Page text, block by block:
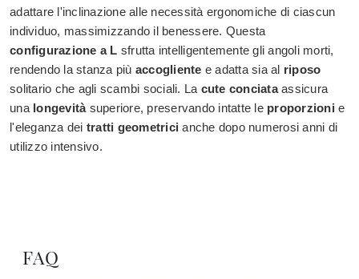
adattare l'inclinazione alle necessità ergonomiche di ciascun
individuo, massimizzando il benessere. Questa
configurazione a L sfrutta intelligentemente gli angoli morti,
rendendo la stanza più accogliente e adatta sia al riposo
solitario che agli scambi sociali. La cute conciataassicura
una longevitàsuperiore, preservando intatte le proporzioni e
l'eleganza dei tratti geometrici anche dopo numerosi anni di
utilizzo intensivo.
FAQ